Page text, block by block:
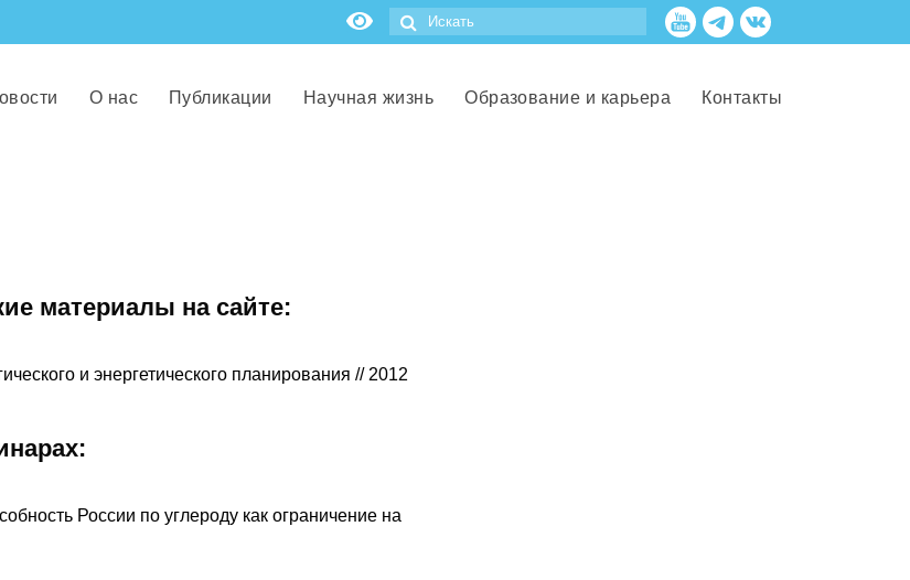
О нас Публикации Научная жизнь Образование и карьера Контакты
материалы на сайте:
и энергетического планирования // 2012
России по углероду как ограничение на